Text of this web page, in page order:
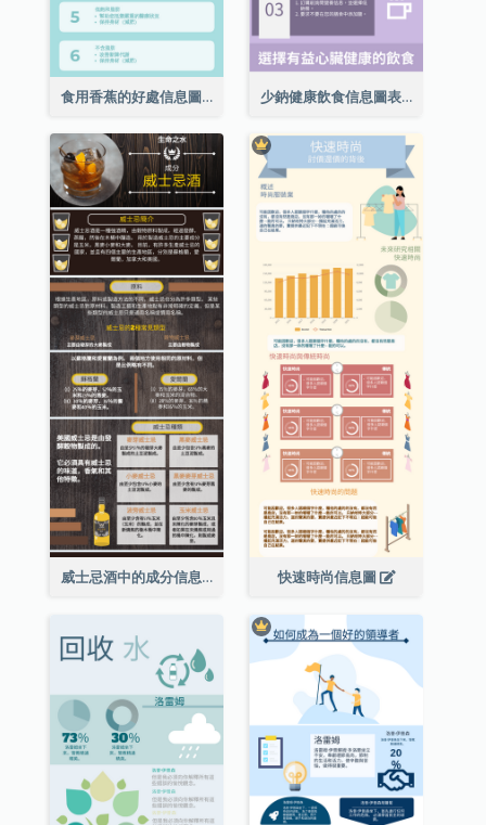
食用香蕉的好處信息圖表 少鈉健康飲食信息圖表
威士忌酒中的成分信息圖表 快速時尚信息圖